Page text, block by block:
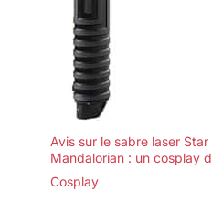
Avis sur le sabre laser
Mandalorian : un cosplay
Cosplay